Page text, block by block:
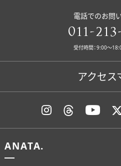
電話でのお問
011-
受付時間：9:00〜
アクセス
ANATA.